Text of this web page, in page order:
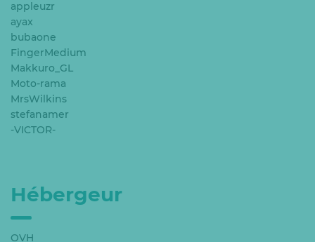
appleuzr
ayax
bubaone
FingerMedium
Makkuro_GL
Moto-rama
MrsWilkins
stefanamer
-VICTOR-
Hébergeur
OVH